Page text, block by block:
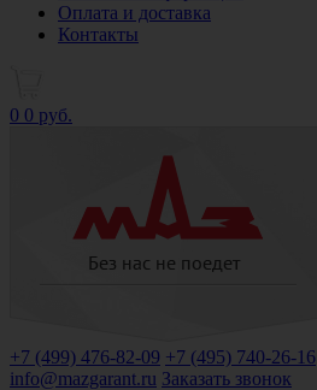
Оплата и доставка
Контакты
0 0 руб.
+7 (499) 476-82-09 +7 (495) 740-26-16
info@mazgarant.ru Заказать звонок